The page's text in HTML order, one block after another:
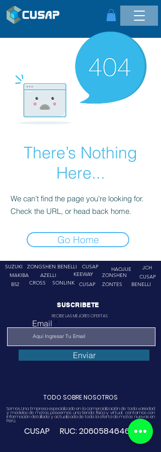
There’s Nothing
Here...
We can’t find the page you’re looking for.
Check the URL, or head back home.
Go Home
SUZUKI
ZONGSHEN
MAKIBA
AZELLI
BENELLI
CUSAP
KEEWAY
B52
CROSS SONLINK CUSAP
HAOJUE
JCH
ZONSHEN
ZONTES
CUSAP
BENELLI
SUSCRIBETE
RECIBE LAS MEJORES OFERTAS
Email
Enviar
TODO SOBRE NOSOTROS
Somos Una Empresa especializado en la comercialización de toda variedad
y modelos de motos, poseemos una tienda física y virtual. contamos con
información detallada y actualizada de toda la oferta de motos nuevas en
Perú.
CUSAP RUC:20605846468